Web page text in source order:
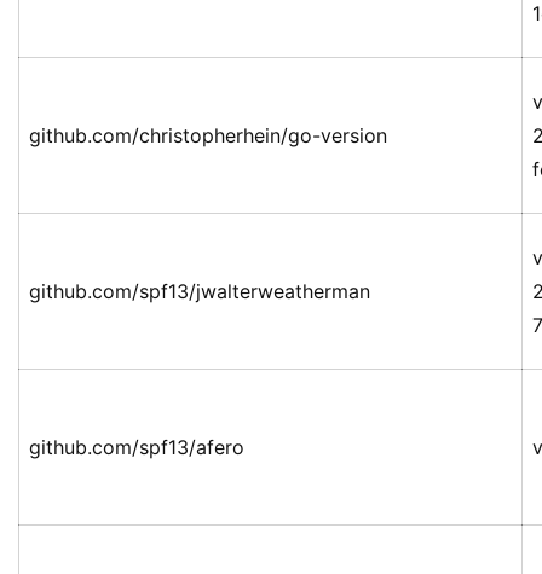
github.com/christopherhein/go-version
github.com/spf13/jwalterweatherman
github.com/spf13/afero